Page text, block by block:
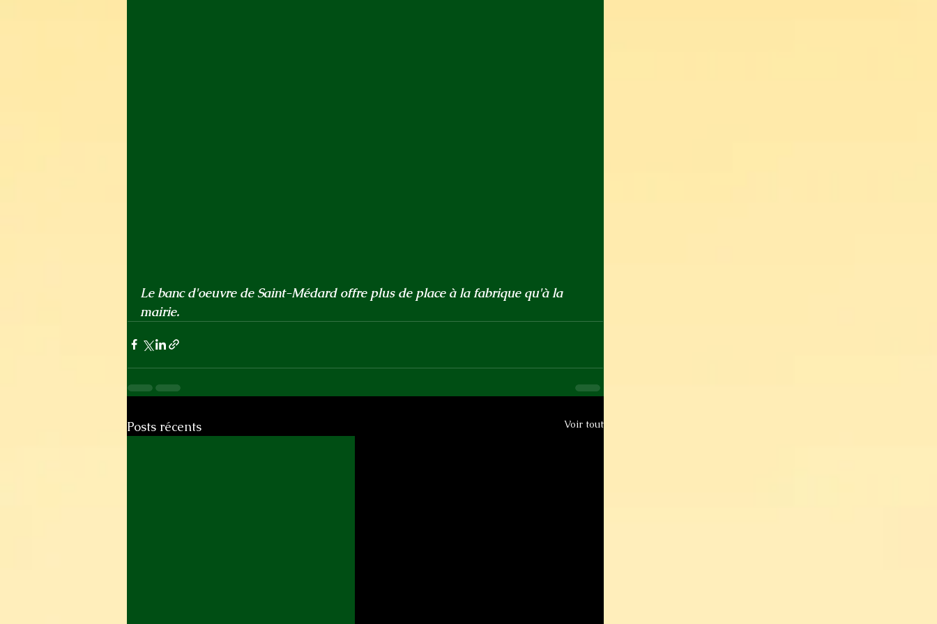
Le banc d'oeuvre de Saint-Médard offre plus de place à la fabrique qu'à la
mairie.
Posts récents Voir tout